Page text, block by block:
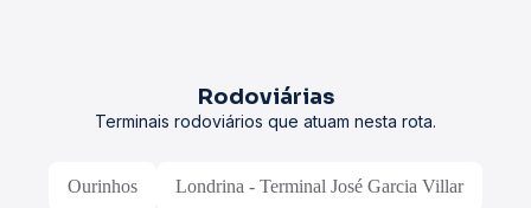
Rodoviárias
Terminais rodoviários que atuam nesta rota.
Ourinhos Londrina - Terminal José Garcia Villar